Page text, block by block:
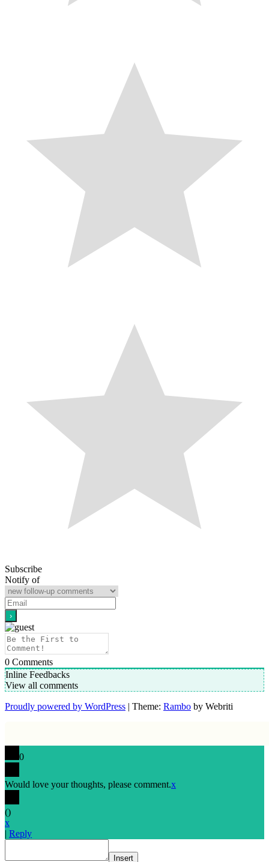
Subscribe
Notify of
0 Comments
Inline Feedbacks
View all comments
Proudly powered by WordPress | Theme: Rambo by Webriti
0
Would love your thoughts, please comment.x
()
x
| Reply
Insert